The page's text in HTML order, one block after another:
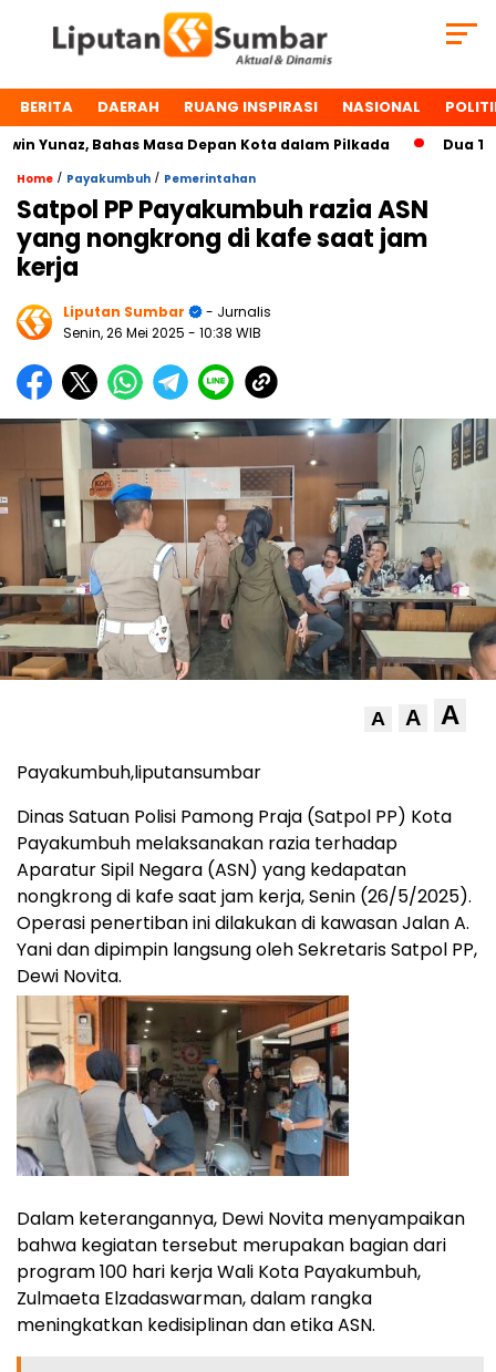
BERITA DAERAH RUANG INSPIRASI NASIONAL
Bahas Masa Depan Kota dalam Pilkada Dua
Home / Payakumbuh / Pemerintahan
Satpol PP Payakumbuh razia ASN
yang nongkrong di kafe saat jam
kerja
Liputan Sumbar
- Jurnalis
Senin, 26 Mei 2025 - 10:38 WIB
A A A
Payakumbuh,liputansumbar
Dinas Satuan Polisi Pamong Praja (Satpol PP) Kota
Payakumbuh melaksanakan razia terhadap
Aparatur Sipil Negara (ASN) yang kedapatan
nongkrong di kafe saat jam kerja, Senin (26/5/2025).
Operasi penertiban ini dilakukan di kawasan Jalan A.
Yani dan dipimpin langsung oleh Sekretaris Satpol PP,
Dewi Novita.
Dalam keterangannya, Dewi Novita menyampaikan
bahwa kegiatan tersebut merupakan bagian dari
program 100 hari kerja Wali Kota Payakumbuh,
Zulmaeta Elzadaswarman, dalam rangka
meningkatkan kedisiplinan dan etika ASN.